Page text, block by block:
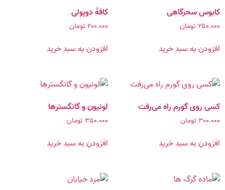
کابوس سحرگاهی
۲۵۰.۰۰۰ تومان
افزودن به سبد خرید
کافۀ دوپولی
۲۰۰.۰۰۰ تومان
افزودن به سبد خرید
کسی روی گورم راه می‌رفت
۳۰۰.۰۰۰ تومان
افزودن به سبد خرید
لونیون و گانگسترها
۳۵۰.۰۰۰ تومان
افزودن به سبد خرید